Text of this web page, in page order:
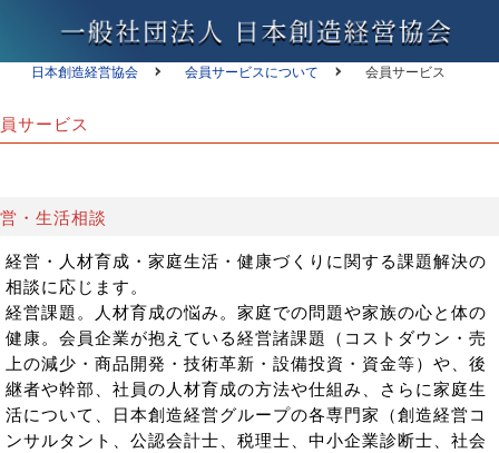
日本創造経営協会 会員サービスについて 会員サービス
サービス
・生活相談
経営・人材育成・家庭生活・健康づくりに関する課題解決の
相談に応じます。
経営課題。人材育成の悩み。家庭での問題や家族の心と体の
健康。会員企業が抱えている経営諸課題（コストダウン・売
上の減少・商品開発・技術革新・設備投資・資金等）や、後
継者や幹部、社員の人材育成の方法や仕組み、さらに家庭生
活について、日本創造経営グループの各専門家（創造経営コ
ンサルタント、公認会計士、税理士、中小企業診断士、社会